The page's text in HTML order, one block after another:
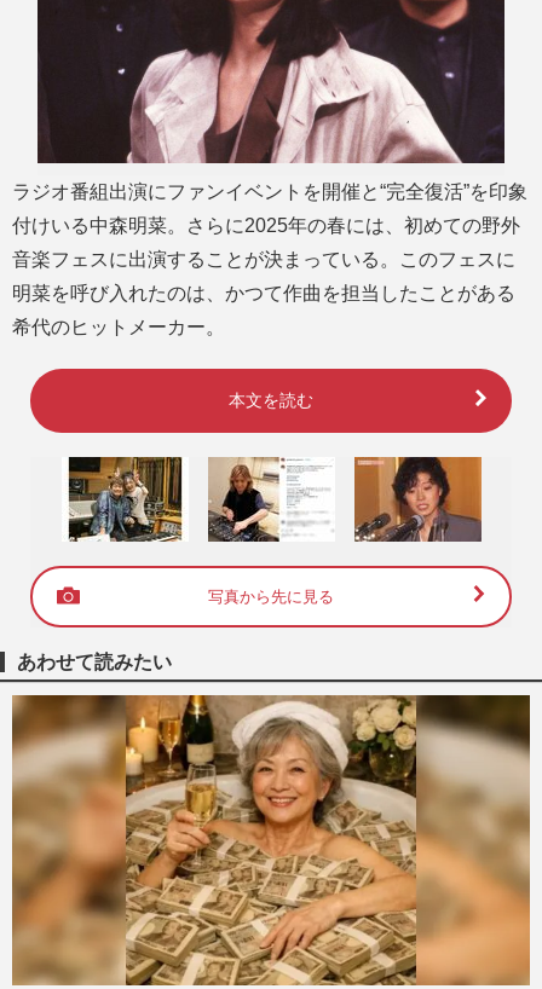
ラジオ番組出演にファンイベントを開催と“完全復活”を印象
付けいる中森明菜。さらに2025年の春には、初めての野外
音楽フェスに出演することが決まっている。このフェスに
明菜を呼び入れたのは、かつて作曲を担当したことがある
希代のヒットメーカー。
本文を読む
写真から先に見る
あわせて読みたい